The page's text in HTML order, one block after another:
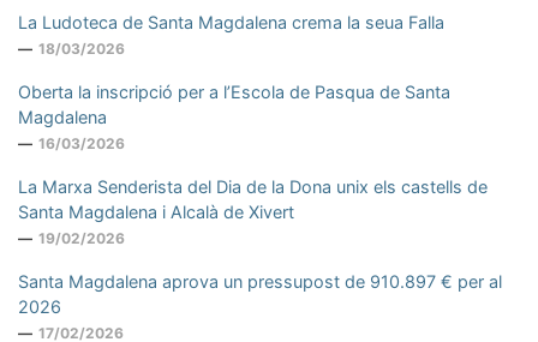
La Ludoteca de Santa Magdalena crema la seua Falla
18/03/2026
Oberta la inscripció per a l’Escola de Pasqua de Santa
Magdalena
16/03/2026
La Marxa Senderista del Dia de la Dona unix els castells de
Santa Magdalena i Alcalà de Xivert
19/02/2026
Santa Magdalena aprova un pressupost de 910.897 € per al
2026
17/02/2026